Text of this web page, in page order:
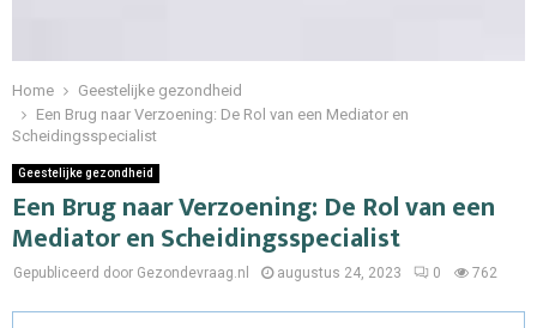
Home
Geestelijke gezondheid
Een Brug naar Verzoening: De Rol van een Mediator en
Scheidingsspecialist
Geestelijke gezondheid
Een Brug naar Verzoening: De Rol van een
Mediator en Scheidingsspecialist
Gepubliceerd door Gezondevraag.nl augustus 24, 2023 0 762